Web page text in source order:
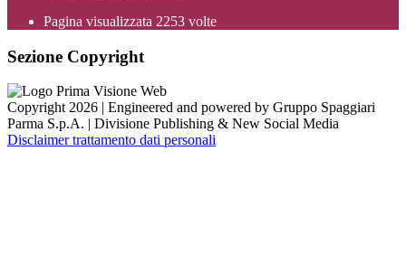
Pagina visualizzata 2253 volte
Sezione Copyright
Copyright 2026 | Engineered and powered by Gruppo Spaggiari
Parma S.p.A. | Divisione Publishing & New Social Media
Disclaimer trattamento dati personali